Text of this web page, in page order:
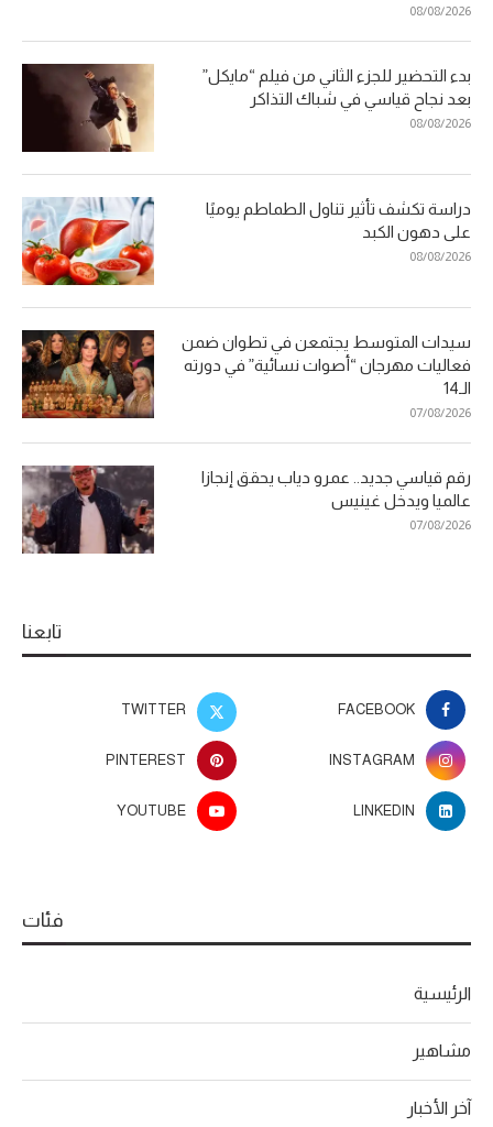
08/08/2026
بدء التحضير للجزء الثاني من فيلم “مايكل”
بعد نجاح قياسي في شباك التذاكر
08/08/2026
دراسة تكشف تأثير تناول الطماطم يوميًا
على دهون الكبد
08/08/2026
سيدات المتوسط يجتمعن في تطوان ضمن
فعاليات مهرجان “أصوات نسائية” في دورته
الـ14
07/08/2026
رقم قياسي جديد.. عمرو دياب يحقق إنجازا
عالميا ويدخل غينيس
07/08/2026
تابعنا
FACEBOOK
TWITTER
INSTAGRAM
PINTEREST
LINKEDIN
YOUTUBE
فئات
الرئيسية
مشاهير
آخر الأخبار